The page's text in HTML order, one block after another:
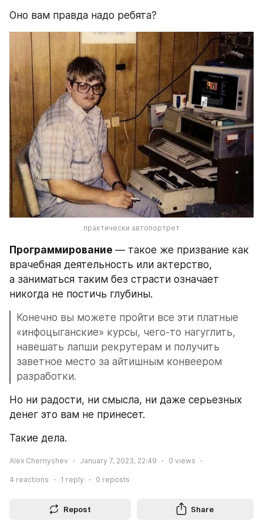
Оно вам правда надо ребята?
практически автопортрет
Программирование — такое же призвание как
врачебная деятельность или актерство,
а заниматься таким без страсти означает
никогда не постичь глубины.
Конечно вы можете пройти все эти платные
«инфоцыганские» курсы, чего-то нагуглить,
навешать лапши рекрутерам и получить
заветное место за айтишным конвеером
разработки.
Но ни радости, ни смысла, ни даже серьезных
денег это вам не принесет.
Такие дела.
Alex Chernyshev January 7, 2023, 22:49 0 views
4 reactions 1 reply 0 reposts
Repost Share